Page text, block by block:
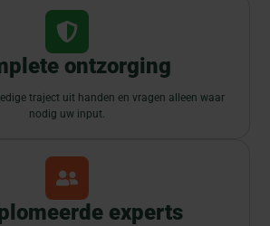
ontzorging
traject uit handen en vragen alleen waar
nodig uw input.
experts